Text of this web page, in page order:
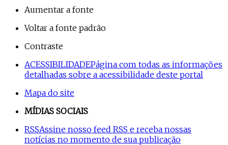
Aumentar a fonte
Voltar a fonte padrão
Contraste
ACESSIBILIDADEPágina com todas as informações
detalhadas sobre a acessibilidade deste portal
Mapa do site
MÍDIAS SOCIAIS
RSSAssine nosso feed RSS e receba nossas
notícias no momento de sua publicação